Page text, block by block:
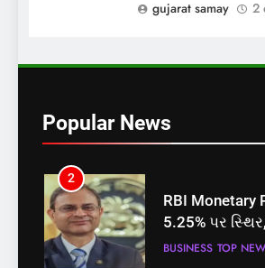
gujarat samay
2
Popular News
પોલ ખોલી,
INDIA TOP NEWS
બેઠક પરથી
માટે બનાવાયા
INDIA
2
RBI Monetary
5.25% પર
BUSINESS TOP